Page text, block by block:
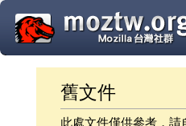
舊文件
此處文件僅供參考，